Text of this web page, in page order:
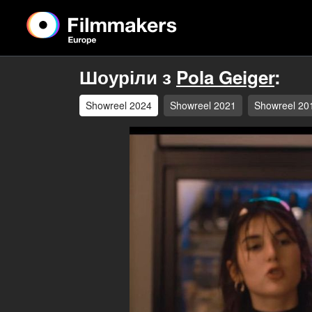
Шоуріли з Pola Geiger:
Showreel 2024 Showreel 2021 Showreel